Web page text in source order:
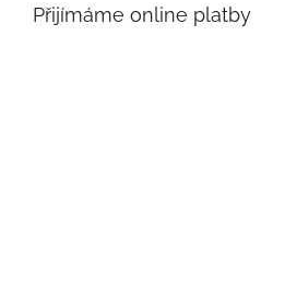
Přijímáme online platby